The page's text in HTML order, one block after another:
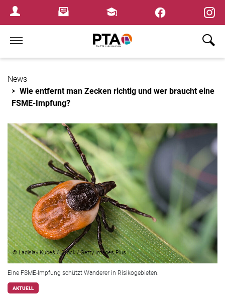
Login MenuNewsletterFortbildungen
Home
News
Wie entfernt man Zecken richtig und wer braucht eine
FSME-Impfung?
© Ladislav Kubeš / iStock / Getty Images Plus
Eine FSME-Impfung schützt Wanderer in Risikogebieten.
AKTUELL
×